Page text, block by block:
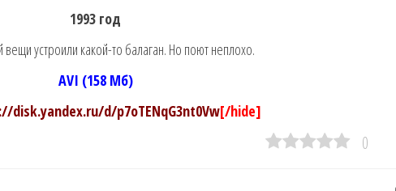
1993 год
вещи устроили какой-то балаган. Но поют неплохо.
AVI (158 Мб)
disk.yandex.ru/d/p7oTENqG3nt0Vw[/hide]
0